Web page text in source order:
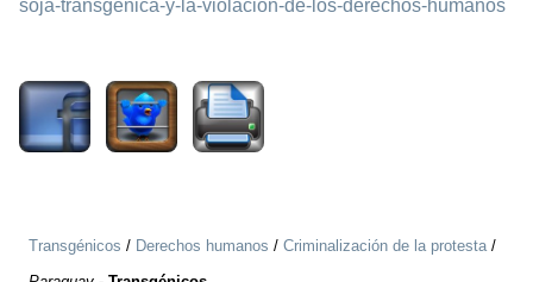
soja-transgenica-y-la-violacion-de-los-derechos-humanos
Transgénicos / Derechos humanos / Criminalización de la protesta/